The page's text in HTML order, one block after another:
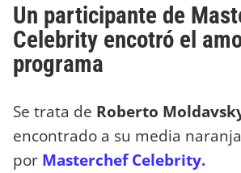
Un participante de
Celebrity encotró el
programa
Se trata de Roberto
encontrado a su media
por Masterchef Celebrity.